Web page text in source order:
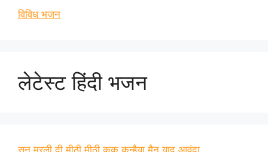
विविध भजन
लेटेस्ट हिंदी भजन
सुन मुरली दी मीठी मीठी कुक कन्हैया मैनु याद आवंदा